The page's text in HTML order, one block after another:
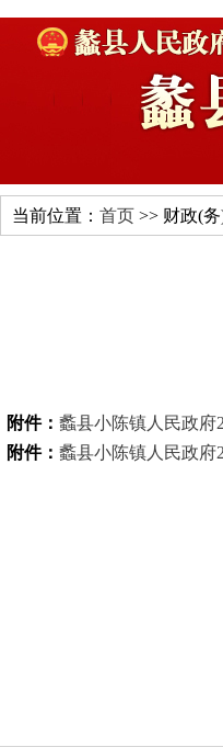
当前位置： 首页 >> 财政(
附件： 蠡县小陈镇人民政府
附件： 蠡县小陈镇人民政府